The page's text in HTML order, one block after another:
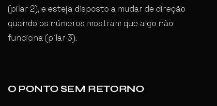
(pilar 2), e esteja disposto a mudar de direção
quando os números mostram que algo não
funciona (pilar 3).
O PONTO SEM RETORNO